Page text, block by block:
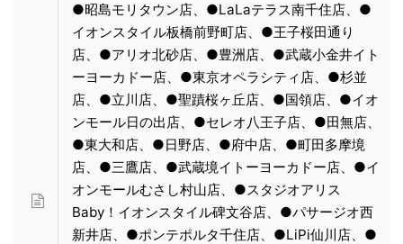
●昭島モリタウン店、●LaLaテラス南千住店、●
イオンスタイル板橋前野町店、●王子桜田通り
店、●アリオ北砂店、●豊洲店、●武蔵小金井イト
ーヨーカドー店、●東京オペラシティ店、●杉並
店、●立川店、●聖蹟桜ヶ丘店、●国領店、●イオ
ンモール日の出店、●セレオ八王子店、●田無店、
●東大和店、●日野店、●府中店、●町田多摩境
店、●三鷹店、●武蔵境イトーヨーカドー店、●イ
オンモールむさし村山店、●スタジオアリス
Baby！イオンスタイル碑文谷店、●パサージオ西
新井店、●ポンテポルタ千住店、●LiPi仙川店、●